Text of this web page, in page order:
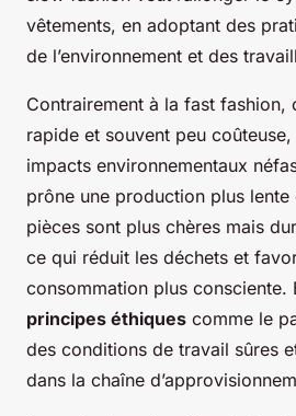
vêtements, en adoptant des
de l’environnement et des
Contrairement à la fast fashion,
rapide et souvent peu
impacts environnementaux
prône une production plus
pièces sont plus chères mais
ce qui réduit les déchets et
consommation plus consciente.
principes éthiques comme le
des conditions de travail sûres
dans la chaîne